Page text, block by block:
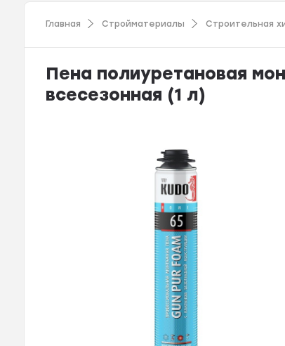
Главная Стройматериалы Строительная
Пена полиуретановая
всесезонная (1 л)